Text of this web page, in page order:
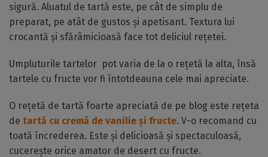
sigură. Aluatul de tartă este, pe cât de simplu de
preparat, pe atât de gustos și apetisant. Textura lui
crocantă și sfărâmicioasă face tot deliciul rețetei.
Umpluturile tartelor pot varia de la o rețetă la alta, însă
tartele cu fructe vor fi întotdeauna cele mai apreciate.
O rețetă de tartă foarte apreciată de pe blog este rețeta
de tartă cu cremă de vanilie și fructe. V-o recomand cu
toată încrederea. Este și delicioasă și spectaculoasă,
cucerește orice amator de desert cu fructe.